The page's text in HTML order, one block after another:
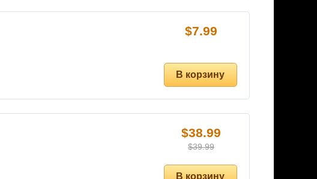
$7.99
$39.99
$38.99